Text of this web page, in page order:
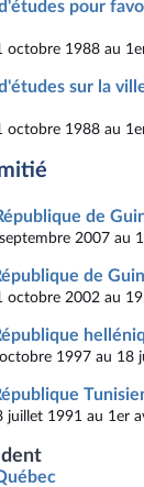
pour
octobre 1988 au
sur la
octobre 1988 au
de
2007 au
de
octobre 2002 au
1997 au 18
juillet 1991 au 1er